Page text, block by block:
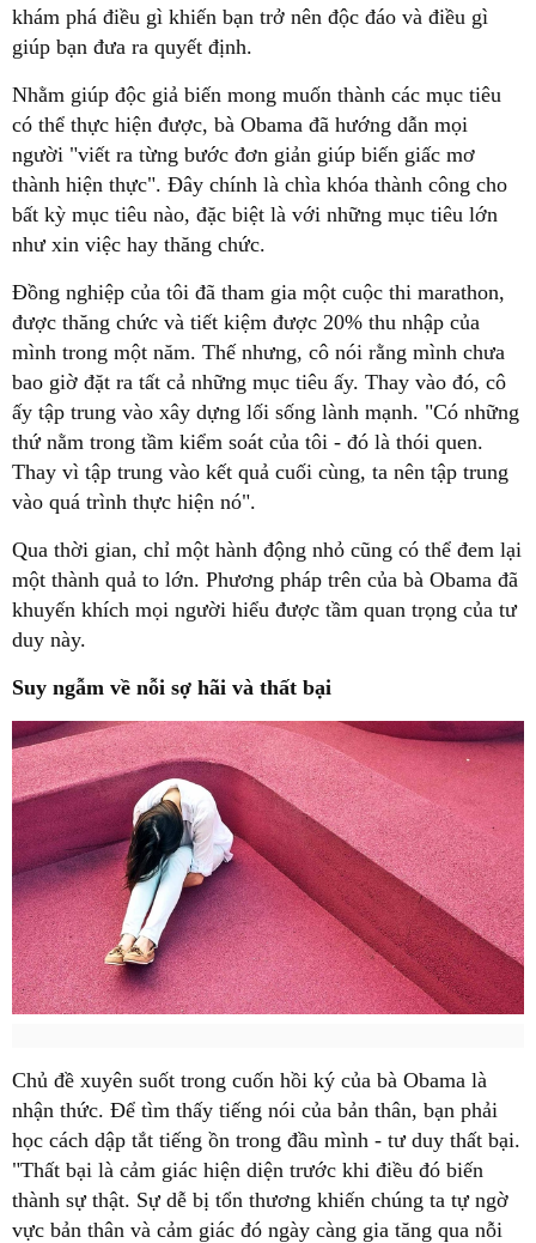
khám phá điều gì khiến bạn trở nên độc đáo và điều gì
giúp bạn đưa ra quyết định.
Nhằm giúp độc giả biến mong muốn thành các mục tiêu
có thể thực hiện được, bà Obama đã hướng dẫn mọi
người "viết ra từng bước đơn giản giúp biến giấc mơ
thành hiện thực". Đây chính là chìa khóa thành công cho
bất kỳ mục tiêu nào, đặc biệt là với những mục tiêu lớn
như xin việc hay thăng chức.
Đồng nghiệp của tôi đã tham gia một cuộc thi marathon,
được thăng chức và tiết kiệm được 20% thu nhập của
mình trong một năm. Thế nhưng, cô nói rằng mình chưa
bao giờ đặt ra tất cả những mục tiêu ấy. Thay vào đó, cô
ấy tập trung vào xây dựng lối sống lành mạnh. "Có những
thứ nằm trong tầm kiểm soát của tôi - đó là thói quen.
Thay vì tập trung vào kết quả cuối cùng, ta nên tập trung
vào quá trình thực hiện nó".
Qua thời gian, chỉ một hành động nhỏ cũng có thể đem lại
một thành quả to lớn. Phương pháp trên của bà Obama đã
khuyến khích mọi người hiểu được tầm quan trọng của tư
duy này.
Suy ngẫm về nỗi sợ hãi và thất bại
Chủ đề xuyên suốt trong cuốn hồi ký của bà Obama là
nhận thức. Để tìm thấy tiếng nói của bản thân, bạn phải
học cách dập tắt tiếng ồn trong đầu mình - tư duy thất bại.
"Thất bại là cảm giác hiện diện trước khi điều đó biến
thành sự thật. Sự dễ bị tổn thương khiến chúng ta tự ngờ
vực bản thân và cảm giác đó ngày càng gia tăng qua nỗi